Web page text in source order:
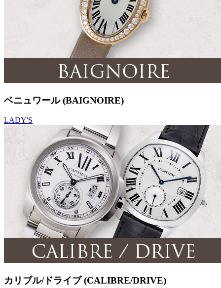
ベニュワール (BAIGNOIRE)
LADY'S
カリブル/ドライブ (CALIBRE/DRIVE)